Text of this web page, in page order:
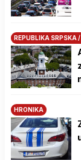
REPUBLIKA SRPSKA
HRONIKA